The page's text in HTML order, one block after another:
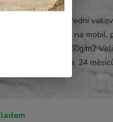
kolena, přední
kapsy na metr a na mobil,
100% bavlna 260g/m2
EN 340 Záruka: 24